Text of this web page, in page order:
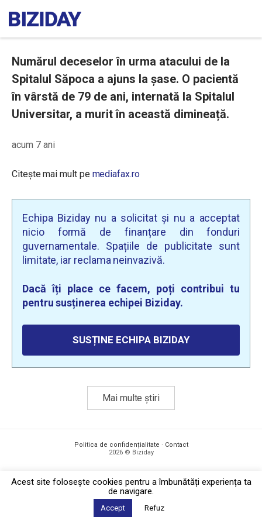
Numărul deceselor în urma atacului de la
Spitalul Săpoca a ajuns la șase. O pacientă
în vârstă de 79 de ani, internată la Spitalul
Universitar, a murit în această dimineață.
acum 7 ani
Citește mai mult pe mediafax.ro
Echipa Biziday nu a solicitat și nu a acceptat
nicio formă de finanțare din fonduri
guvernamentale. Spațiile de publicitate sunt
limitate, iar reclama neinvazivă.
Dacă îți place ce facem, poți contribui tu
pentru susținerea echipei Biziday.
SUSȚINE ECHIPA BIZIDAY
Mai multe știri
Politica de confidențialitate · Contact
2026 © Biziday
Acest site foloseşte cookies pentru a îmbunătăți experiența ta
de navigare.
Accept Refuz